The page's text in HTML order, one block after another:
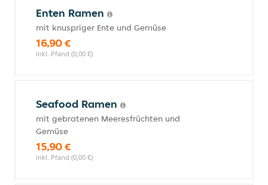
Enten Ramen
mit knuspriger Ente und Gemüse
16,90 €
inkl. Pfand (0,00 €)
Seafood Ramen
mit gebratenen Meeresfrüchten und
Gemüse
15,90 €
inkl. Pfand (0,00 €)